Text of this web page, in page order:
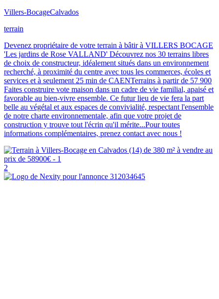
Villers-BocageCalvados
terrain
Devenez propriétaire de votre terrain à bâtir à VILLERS BOCAGE
'Les jardins de Rose VALLAND' Découvrez nos 30 terrains libres
de choix de constructeur, idéalement situés dans un environnement
recherché, à proximité du centre avec tous les commerces, écoles et
services et à seulement 25 min de CAENTerrains à partir de 57 900
Faites construire vote maison dans un cadre de vie familial, apaisé et
favorable au bien-vivre ensemble. Ce futur lieu de vie fera la part
belle au végétal et aux espaces de convivialité, respectant l'ensemble
de notre charte environnementale, afin que votre projet de
construction y trouve tout l'écrin qu'il mérite...Pour toutes
informations complémentaires, prenez contact avec nous !
2